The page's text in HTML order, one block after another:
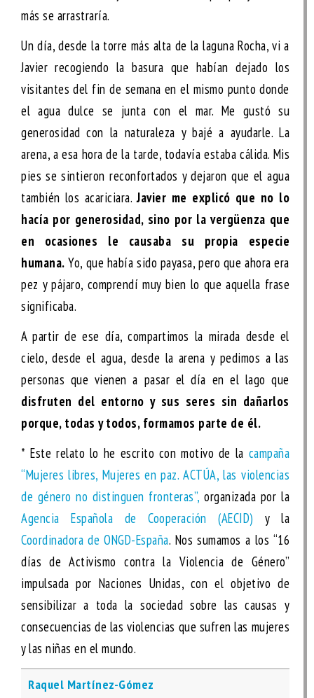
más se arrastraría.
Un día, desde la torre más alta de la laguna Rocha, vi a
Javier recogiendo la basura que habían dejado los
visitantes del fin de semana en el mismo punto donde
el agua dulce se junta con el mar. Me gustó su
generosidad con la naturaleza y bajé a ayudarle. La
arena, a esa hora de la tarde, todavía estaba cálida. Mis
pies se sintieron reconfortados y dejaron que el agua
también los acariciara.Javier me explicó que no lo
hacía por generosidad, sino por la vergüenza que
en ocasiones le causaba su propia especie
humana. Yo, que había sido payasa, pero que ahora era
pez y pájaro, comprendí muy bien lo que aquella frase
significaba.
A partir de ese día, compartimos la mirada desde el
cielo, desde el agua, desde la arena y pedimos a las
personas que vienen a pasar el día en el lago que
disfruten del entorno y sus seres sin dañarlos
porque, todas y todos, formamos parte de él.
* Este relato lo he escrito con motivo de la campaña
“Mujeres libres, Mujeres en paz. ACTÚA, las violencias
de género no distinguen fronteras”, organizada por la
Agencia Española de Cooperación (AECID) y la
Coordinadora de ONGD-España. Nos sumamos a los “16
días de Activismo contra la Violencia de Género”
impulsada por Naciones Unidas, con el objetivo de
sensibilizar a toda la sociedad sobre las causas y
consecuencias de las violencias que sufren las mujeres
y las niñas en el mundo.
Raquel Martínez-Gómez